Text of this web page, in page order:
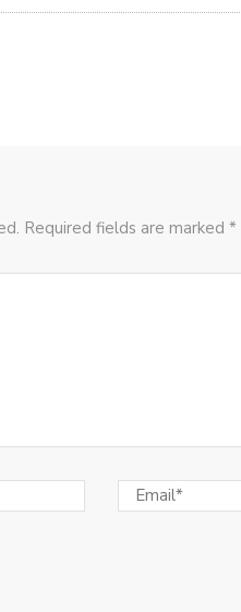
Required fields are marked *